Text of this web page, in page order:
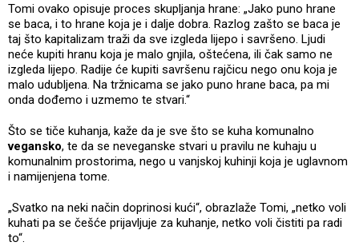
Tomi ovako opisuje proces skupljanja hrane: „Jako puno hrane
se baca, i to hrane koja je i dalje dobra. Razlog zašto se baca je
taj što kapitalizam traži da sve izgleda lijepo i savršeno. Ljudi
neće kupiti hranu koja je malo gnjila, oštećena, ili čak samo ne
izgleda lijepo. Radije će kupiti savršenu rajčicu nego onu koja je
malo udubljena. Na tržnicama se jako puno hrane baca, pa mi
onda dođemo i uzmemo te stvari.“
Što se tiče kuhanja, kaže da je sve što se kuha komunalno
vegansko, te da se neveganske stvari u pravilu ne kuhaju u
komunalnim prostorima, nego u vanjskoj kuhinji koja je uglavnom
i namijenjena tome.
„Svatko na neki način doprinosi kući“, obrazlaže Tomi, „netko voli
kuhati pa se češće prijavljuje za kuhanje, netko voli čistiti pa radi
to“.